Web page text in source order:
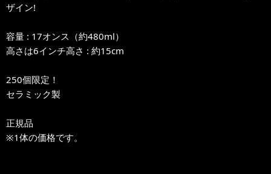
ザイン!
容量 : 17オンス（約480ml）
高さは6インチ高さ : 約15cm
250個限定！
セラミック製
正規品
※1体の価格です。